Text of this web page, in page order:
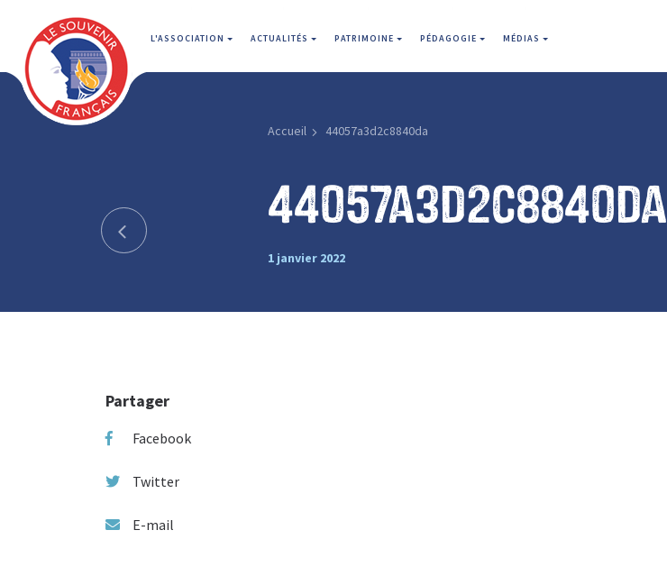
L'ASSOCIATION ACTUALITÉS PATRIMOINE PÉDAGOGIE MÉDIAS
Accueil 44057a3d2c8840da
44057a3d2c8840da
1 janvier 2022
Partager
Facebook
Twitter
E-mail